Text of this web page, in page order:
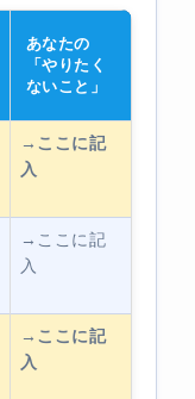
あなたの
「やりたく
ないこと」
→ここに記
入
→ここに記
入
→ここに記
入